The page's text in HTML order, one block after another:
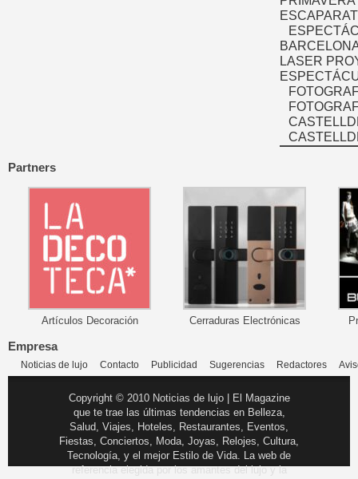
LASER
Partners
Artículos Decoración Cerraduras Electrónicas
Empresa
Noticias de lujo Contacto Publicidad Sugerencias Redactores
Copyright © 2010 Noticias de lujo | El Magazine
que te trae las últimas tendencias en Belleza,
Salud, Viajes, Hoteles, Restaurantes, Eventos,
Fiestas, Conciertos, Moda, Joyas, Relojes, Cultura,
Tecnología, y el mejor Estilo de Vida. La web de
referencia elegida por los amantes del lujo y la